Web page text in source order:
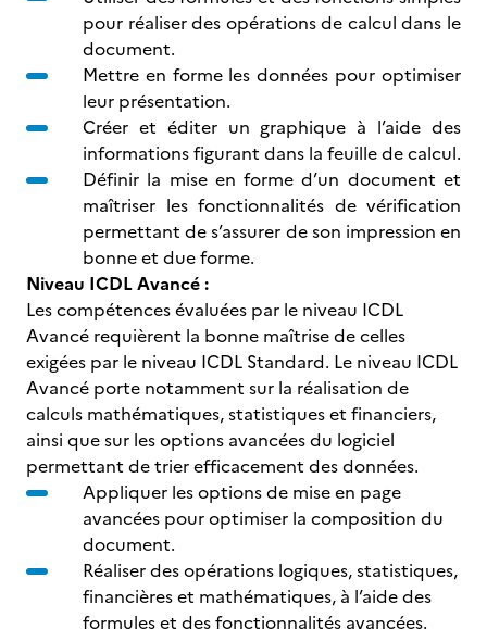
pour réaliser des opérations de calcul dans le
document.
Mettre en forme les données pour optimiser
leur présentation.
Créer et éditer un graphique à l’aide des
informations figurant dans la feuille de calcul.
Définir la mise en forme d’un document et
maîtriser les fonctionnalités de vérification
permettant de s’assurer de son impression en
bonne et due forme.
Niveau ICDL Avancé :
Les compétences évaluées par le niveau ICDL
Avancé requièrent la bonne maîtrise de celles
exigées par le niveau ICDL Standard. Le niveau ICDL
Avancé porte notamment sur la réalisation de
calculs mathématiques, statistiques et financiers,
ainsi que sur les options avancées du logiciel
permettant de trier efficacement des données.
Appliquer les options de mise en page
avancées pour optimiser la composition du
document.
Réaliser des opérations logiques, statistiques,
financières et mathématiques, à l’aide des
formules et des fonctionnalités avancées.